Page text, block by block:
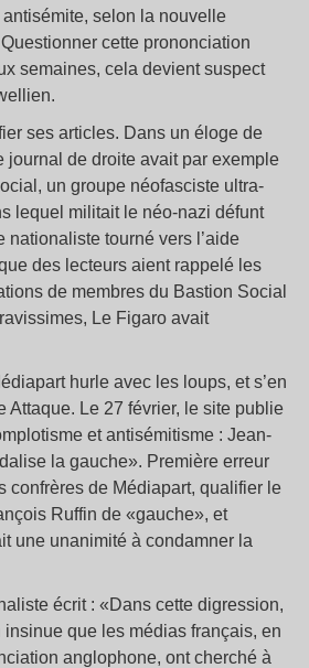
antisémite, selon la nouvelle
cette prononciation
semaines, cela devient suspect
ses articles. Dans un éloge de
journal de droite avait par exemple
un groupe néofasciste ultra-
lequel militait le néo-nazi défunt
nationaliste tourné vers l’aide
des lecteurs aient rappelé les
de membres du Bastion Social
Le Figaro avait
hurle avec les loups, et s’en
Attaque. Le 27 février, le site publie
et antisémitisme : Jean-
la gauche». Première erreur
confrères de Médiapart, qualifier le
Ruffin de «gauche», et
une unanimité à condamner la
écrit : «Dans cette digression,
que les médias français, en
anglophone, ont cherché à